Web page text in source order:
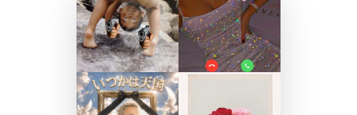
初回30日間無料お試し